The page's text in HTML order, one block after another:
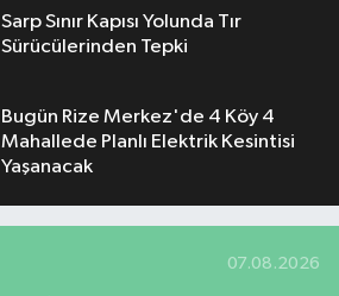
Sarp Sınır Kapısı Yolunda Tır
Sürücülerinden Tepki
Bugün Rize Merkez'de 4 Köy 4
Mahallede Planlı Elektrik Kesintisi
Yaşanacak
07.08.2026